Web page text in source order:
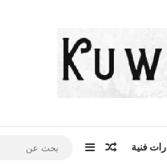
فنية مقال عشوائي
إضافة عمود جانبي